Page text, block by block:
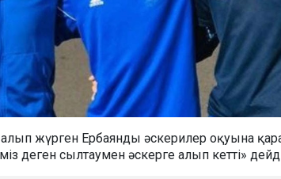
жүрген Ербаянды әскерилер оқуына
деген сылтаумен әскерге алып кетті»